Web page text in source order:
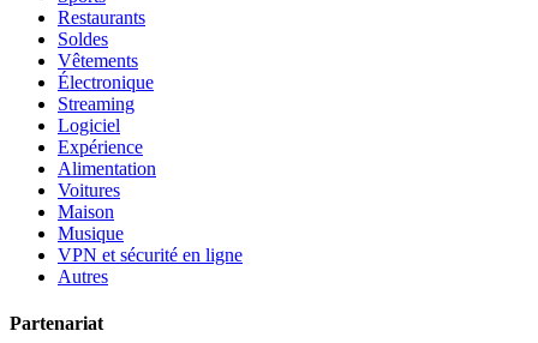
Restaurants
Soldes
Vêtements
Électronique
Streaming
Logiciel
Expérience
Alimentation
Voitures
Maison
Musique
VPN et sécurité en ligne
Autres
Partenariat